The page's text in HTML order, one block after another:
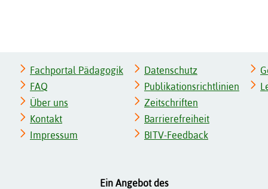
Fachportal Pädagogik
FAQ
Über uns
Kontakt
Impressum
Datenschutz
Publikationsrichtlinien
Zeitschriften
Barrierefreiheit
BITV-Feedback
Ein Angebot des